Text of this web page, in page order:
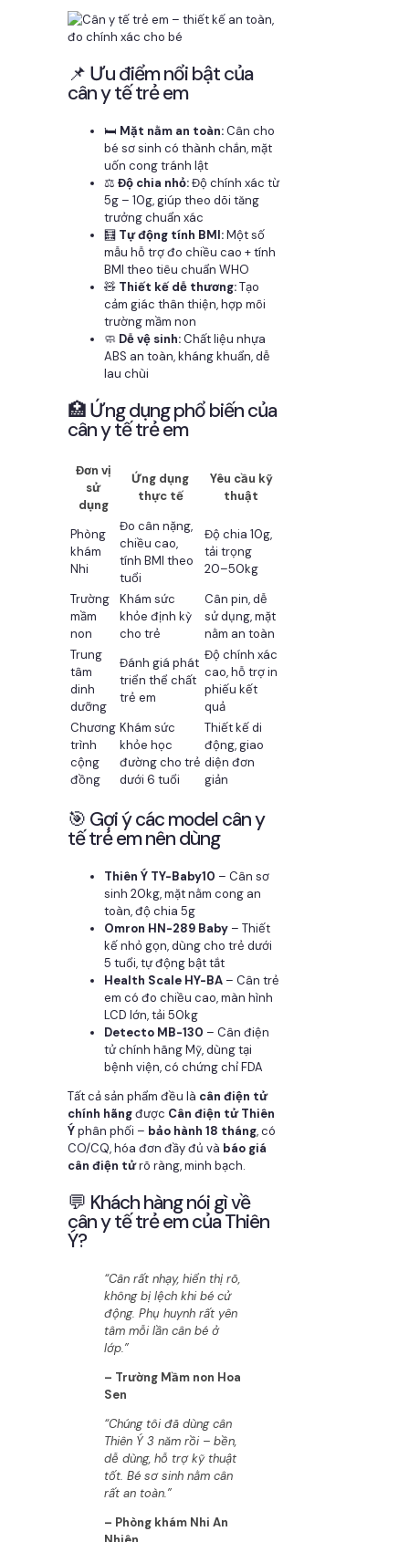
📌 Ưu điểm nổi bật của
cân y tế trẻ em
🛏️ Mặt nằm an toàn:Cân cho
bé sơ sinh có thành chắn, mặt
uốn cong tránh lật
⚖️ Độ chia nhỏ:Độ chính xác từ
5g – 10g, giúp theo dõi tăng
trưởng chuẩn xác
🧮 Tự động tính BMI:Một số
mẫu hỗ trợ đo chiều cao + tính
BMI theo tiêu chuẩn WHO
🧸 Thiết kế dễ thương:Tạo
cảm giác thân thiện, hợp môi
trường mầm non
🧼 Dễ vệ sinh:Chất liệu nhựa
ABS an toàn, kháng khuẩn, dễ
lau chùi
🏥 Ứng dụng phổ biến của
cân y tế trẻ em
Đơn vị
sử
dụng
Ứng dụng
thực tế
Yêu cầu kỹ
thuật
Phòng
khám
Nhi
Đo cân nặng,
chiều cao,
tính BMI theo
tuổi
Độ chia 10g,
tải trọng
20–50kg
Trường
mầm
non
Khám sức
khỏe định kỳ
cho trẻ
Cân pin, dễ
sử dụng, mặt
nằm an toàn
Trung
tâm
dinh
dưỡng
Đánh giá phát
triển thể chất
trẻ em
Độ chính xác
cao, hỗ trợ in
phiếu kết
quả
Chương
trình
cộng
đồng
Khám sức
khỏe học
đường cho trẻ
dưới 6 tuổi
Thiết kế di
động, giao
diện đơn
giản
🎯 Gợi ý các model cân y
tế trẻ em nên dùng
Thiên Ý TY-Baby10 – Cân sơ
sinh 20kg, mặt nằm cong an
toàn, độ chia 5g
Omron HN-289 Baby – Thiết
kế nhỏ gọn, dùng cho trẻ dưới
5 tuổi, tự động bật tắt
Health Scale HY-BA – Cân trẻ
em có đo chiều cao, màn hình
LCD lớn, tải 50kg
Detecto MB-130 – Cân điện
tử chính hãng Mỹ, dùng tại
bệnh viện, có chứng chỉ FDA
Tất cả sản phẩm đều là cân điện tử
chính hãngđược Cân điện tử Thiên
Ýphân phối – bảo hành 18 tháng, có
CO/CQ, hóa đơn đầy đủ và báo giá
cân điện tửrõ ràng, minh bạch.
💬 Khách hàng nói gì về
cân y tế trẻ em của Thiên
Ý?
“Cân rất nhạy, hiển thị rõ,
không bị lệch khi bé cử
động. Phụ huynh rất yên
tâm mỗi lần cân bé ở
lớp.”
– Trường Mầm non Hoa
Sen
“Chúng tôi đã dùng cân
Thiên Ý 3 năm rồi – bền,
dễ dùng, hỗ trợ kỹ thuật
tốt. Bé sơ sinh nằm cân
rất an toàn.”
– Phòng khám Nhi An